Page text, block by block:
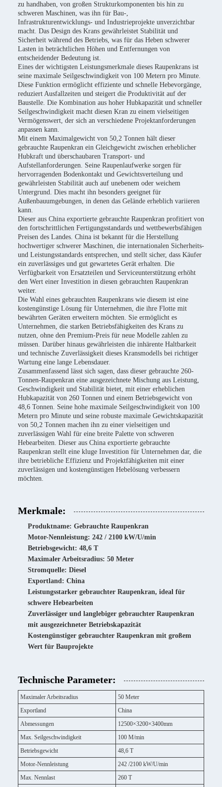
zu handhaben, von großen Strukturkomponenten bis hin zu
schweren Maschinen, was ihn für Bau-,
Infrastrukturentwicklungs- und Industrieprojekte unverzichtbar
macht. Das Design des Krans gewährleistet Stabilität und
Sicherheit während des Betriebs, was für das Heben schwerer
Lasten in beträchtlichen Höhen und Entfernungen von
entscheidender Bedeutung ist.
Eines der wichtigsten Leistungsmerkmale dieses Raupenkrans ist
seine maximale Seilgeschwindigkeit von 100 Metern pro Minute.
Diese Funktion ermöglicht effiziente und schnelle Hebevorgänge,
reduziert Ausfallzeiten und steigert die Produktivität auf der
Baustelle. Die Kombination aus hoher Hubkapazität und schneller
Seilgeschwindigkeit macht diesen Kran zu einem vielseitigen
Vermögenswert, der sich an verschiedene Projektanforderungen
anpassen kann.
Mit einem Maximalgewicht von 50,2 Tonnen hält dieser
gebrauchte Raupenkran ein Gleichgewicht zwischen erheblicher
Hubkraft und überschaubaren Transport- und
Aufstellanforderungen. Seine Raupenlaufwerke sorgen für
hervorragenden Bodenkontakt und Gewichtsverteilung und
gewährleisten Stabilität auch auf unebenem oder weichem
Untergrund. Dies macht ihn besonders geeignet für
Außenbauumgebungen, in denen das Gelände erheblich variieren
kann.
Dieser aus China exportierte gebrauchte Raupenkran profitiert von
den fortschrittlichen Fertigungsstandards und wettbewerbsfähigen
Preisen des Landes. China ist bekannt für die Herstellung
hochwertiger schwerer Maschinen, die internationalen Sicherheits-
und Leistungsstandards entsprechen, und stellt sicher, dass Käufer
ein zuverlässiges und gut gewartetes Gerät erhalten. Die
Verfügbarkeit von Ersatzteilen und Serviceunterstützung erhöht
den Wert einer Investition in diesen gebrauchten Raupenkran
weiter.
Die Wahl eines gebrauchten Raupenkrans wie diesem ist eine
kostengünstige Lösung für Unternehmen, die ihre Flotte mit
bewährten Geräten erweitern möchten. Sie ermöglicht es
Unternehmen, die starken Betriebsfähigkeiten des Krans zu
nutzen, ohne den Premium-Preis für neue Modelle zahlen zu
müssen. Darüber hinaus gewährleisten die inhärente Haltbarkeit
und technische Zuverlässigkeit dieses Kransmodells bei richtiger
Wartung eine lange Lebensdauer.
Zusammenfassend lässt sich sagen, dass dieser gebrauchte 260-
Tonnen-Raupenkran eine ausgezeichnete Mischung aus Leistung,
Geschwindigkeit und Stabilität bietet, mit einer erheblichen
Hubkapazität von 260 Tonnen und einem Betriebsgewicht von
48,6 Tonnen. Seine hohe maximale Seilgeschwindigkeit von 100
Metern pro Minute und seine robuste maximale Gewichtskapazität
von 50,2 Tonnen machen ihn zu einer vielseitigen und
zuverlässigen Wahl für eine breite Palette von schweren
Hebearbeiten. Dieser aus China exportierte gebrauchte
Raupenkran stellt eine kluge Investition für Unternehmen dar, die
ihre betriebliche Effizienz und Projektfähigkeiten mit einer
zuverlässigen und kostengünstigen Hebelösung verbessern
möchten.
Merkmale:
Produktname: Gebrauchte Raupenkran
Motor-Nennleistung: 242 / 2100 kW/U/min
Betriebsgewicht: 48,6 T
Maximaler Arbeitsradius: 50 Meter
Stromquelle: Diesel
Exportland: China
Leistungsstarker gebrauchter Raupenkran, ideal für
schwere Hebearbeiten
Zuverlässiger und langlebiger gebrauchter Raupenkran
mit ausgezeichneter Betriebskapazität
Kostengünstiger gebrauchter Raupenkran mit großem
Wert für Bauprojekte
Technische Parameter:
Maximaler Arbeitsradius
50 Meter
Exportland
China
Abmessungen
12500×3200×3400mm
Max. Seilgeschwindigkeit
100 M/min
Betriebsgewicht
48,6 T
Motor-Nennleistung
242 /2100 kW/U/min
Max. Nennlast
260 T